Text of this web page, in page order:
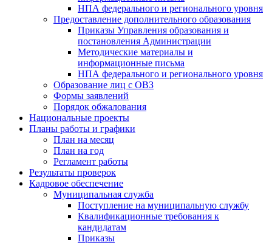
НПА федерального и регионального уровня
Предоставление дополнительного образования
Приказы Управления образования и
постановления Администрации
Методические материалы и
информационные письма
НПА федерального и регионального уровня
Образование лиц с ОВЗ
Формы заявлений
Порядок обжалования
Национальные проекты
Планы работы и графики
План на месяц
План на год
Регламент работы
Результаты проверок
Кадровое обеспечение
Муниципальная служба
Поступление на муниципальную службу
Квалификационные требования к
кандидатам
Приказы